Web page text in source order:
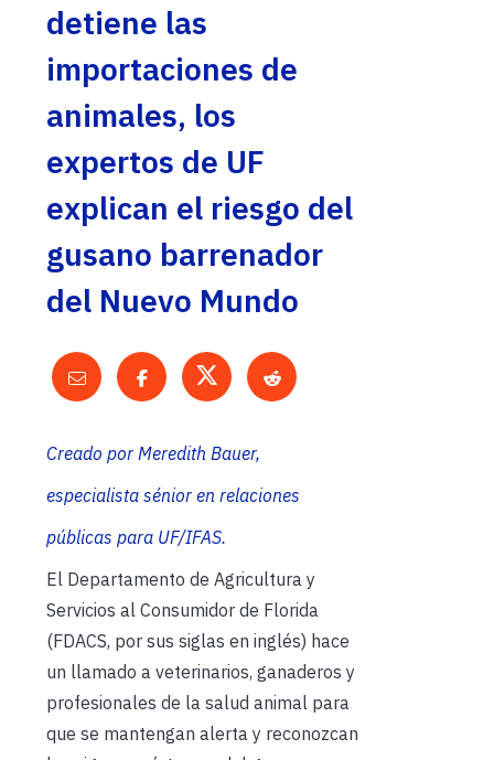
detiene las
importaciones de
animales, los
expertos de UF
explican el riesgo del
gusano barrenador
del Nuevo Mundo
Creado por Meredith Bauer,
especialista sénior en relaciones
públicas para UF/IFAS.
El Departamento de Agricultura y
Servicios al Consumidor de Florida
(FDACS, por sus siglas en inglés) hace
un llamado a veterinarios, ganaderos y
profesionales de la salud animal para
que se mantengan alerta y reconozcan